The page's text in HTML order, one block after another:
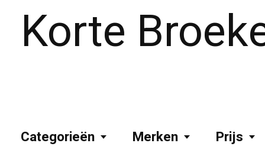
Korte
Categorieën Merken Prijs